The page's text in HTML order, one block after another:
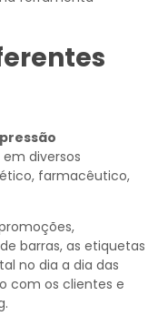
diversos
farmacêutico,
barras, as etiquetas
no dia a dia das
com os clientes e